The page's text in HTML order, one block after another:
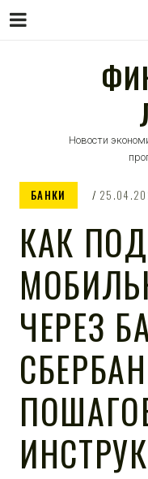
Новости
БАНКИ
КАК
ЧЕРЕЗ